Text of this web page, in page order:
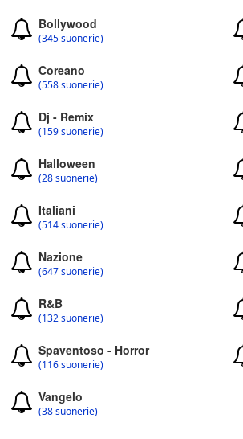
Bollywood
(345 suonerie)
Coreano
(558 suonerie)
Dj - Remix
(159 suonerie)
Halloween
(28 suonerie)
Italiani
(514 suonerie)
Nazione
(647 suonerie)
R&B
(132 suonerie)
Spaventoso - Horror
(116 suonerie)
Vangelo
(38 suonerie)